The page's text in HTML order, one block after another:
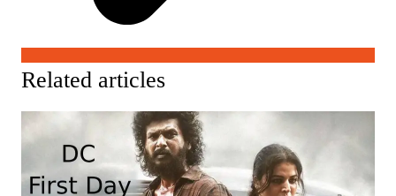
Related articles